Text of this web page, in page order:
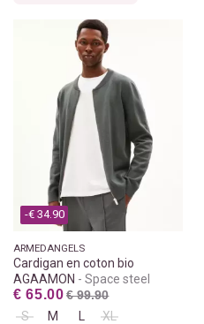
-€ 34.90
ARMEDANGELS
Cardigan en coton bio
AGAAMON
Space steel
€ 65.00 € 99.90
S
M XL